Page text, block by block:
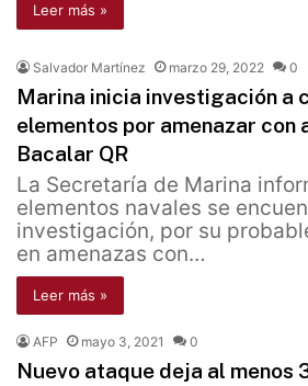
Leer más »
Salvador Martínez marzo 29, 2022 0
Marina inicia investigación a
elementos por amenazar con
Bacalar QR
La Secretaría de Marina
elementos navales se
investigación, por su
en amenazas con…
Leer más »
AFP mayo 3, 2021 0
Nuevo ataque deja al menos